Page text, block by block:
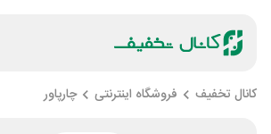
کانال تخفیف فروشگاه اینترنتی چارپاور